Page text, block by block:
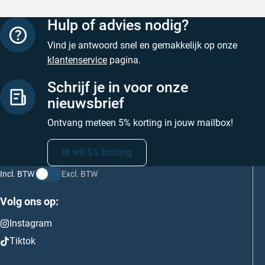
Hulp of advies nodig?
Vind je antwoord snel en gemakkelijk op onze
klantenservice pagina.
Schrijf je in voor onze
nieuwsbrief
Ontvang meteen 5% korting in jouw mailbox!
Ik wil 5% korting
Incl. BTW Excl. BTW
Volg ons op:
Instagram
Tiktok